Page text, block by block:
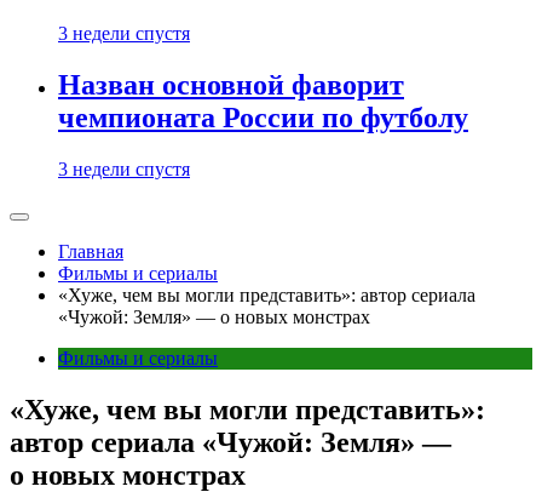
3 недели спустя
Назван основной фаворит
чемпионата России по футболу
3 недели спустя
Главная
Фильмы и сериалы
«Хуже, чем вы могли представить»: автор сериала
«Чужой: Земля» — о новых монстрах
Фильмы и сериалы
«Хуже, чем вы могли представить»:
автор сериала «Чужой: Земля» —
о новых монстрах